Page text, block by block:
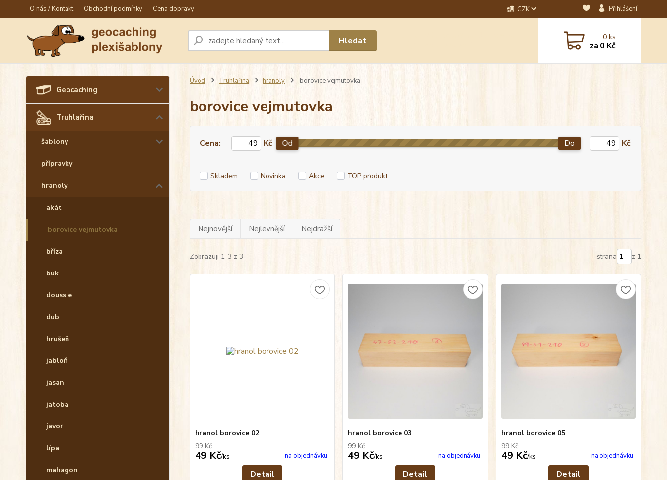
O nás / Kontakt Obchodní podmínky Cena dopravy CZK Přihlášení
Hledat 0ks
za 0 Kč
Geocaching
Truhlařina
šablony
přípravky
hranoly
akát
borovice vejmutovka
bříza
buk
doussie
dub
hrušeň
jabloň
jasan
jatoba
javor
lípa
mahagon
Úvod Truhlařina hranoly borovice vejmutovka
borovice vejmutovka
Cena: Kč Od Do Kč
Skladem Novinka Akce TOP produkt
Nejnovější Nejlevnější Nejdražší
Zobrazuji 1-3 z 3 strana z 1
hranol borovice 02
99 Kč
49 Kč/ks na objednávku
Detail
hranol borovice 03
99 Kč
49 Kč/ks na objednávku
Detail
hranol borovice 05
99 Kč
49 Kč/ks na objednávku
Detail